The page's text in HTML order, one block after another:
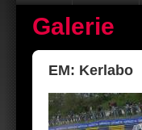
Galerie
EM: Kerlabo